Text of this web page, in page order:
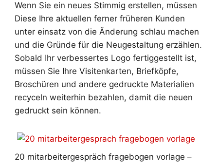
Wenn Sie ein neues Stimmig erstellen, müssen
Diese Ihre aktuellen ferner früheren Kunden
unter einsatz von die Änderung schlau machen
und die Gründe für die Neugestaltung erzählen.
Sobald Ihr verbessertes Logo fertiggestellt ist,
müssen Sie Ihre Visitenkarten, Briefköpfe,
Broschüren und andere gedruckte Materialien
recyceln weiterhin bezahlen, damit die neuen
gedruckt sein können.
20 mitarbeitergespräch fragebogen vorlage –